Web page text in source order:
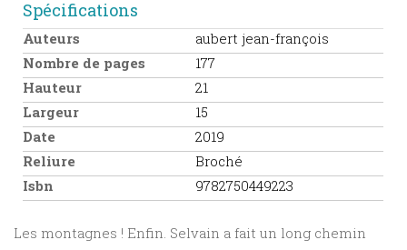
Spécifications
Auteurs
aubert jean-françois
Nombre de pages
177
Hauteur
21
Largeur
15
Date
2019
Reliure
Broché
Isbn
9782750449223
Les montagnes ! Enfin. Selvain a fait un long chemin